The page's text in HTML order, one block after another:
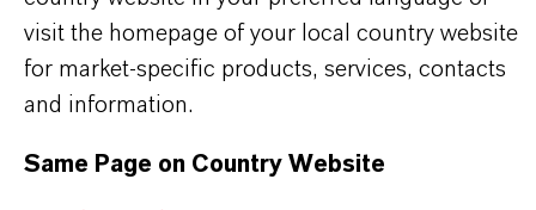
und einem tiefen Verständnis ihrer Märkte. Hier
finden Sie gleich elf überzeugende Gründe, warum
LANXESS der richtige Partner für Ihr Unternehmen
visit the homepage of your local country website
for market-specific products, services, contacts
and information.
Same Page on Country Website